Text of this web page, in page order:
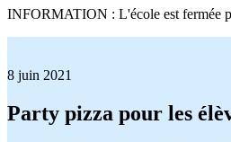
INFORMATION : L'école est fermée
8 juin 2021
Party pizza pour les